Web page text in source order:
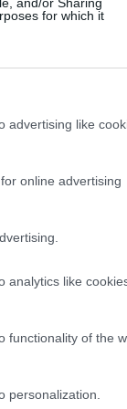
for which it
advertising like
online advertising
analytics like
functionality of the
personalization.
pies
es eficaz
frescor en el
deporte, de
si se
nocivos